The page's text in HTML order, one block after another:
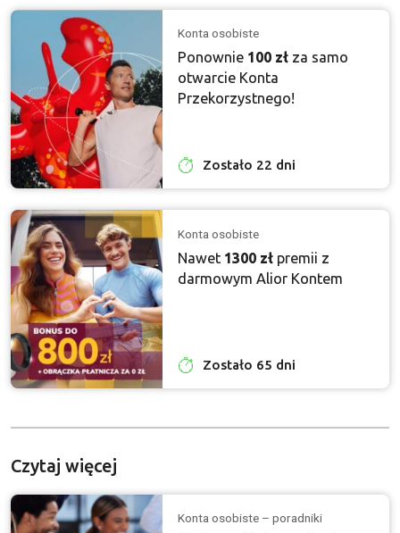
Konta osobiste
Ponownie 100 zł za samo
otwarcie Konta
Przekorzystnego!
Zostało 22 dni
Konta osobiste
Nawet 1300 zł premii z
darmowym Alior Kontem
Zostało 65 dni
Czytaj więcej
Konta osobiste – poradniki